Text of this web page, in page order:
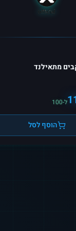
מתאילנד
ל-100
הוסף לסל